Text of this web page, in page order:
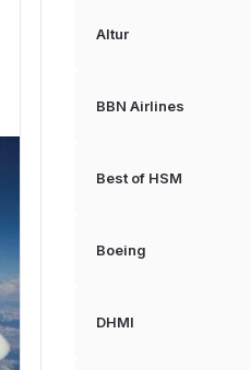
Altur
BBN Airlines
Best of HSM
Boeing
DHMI